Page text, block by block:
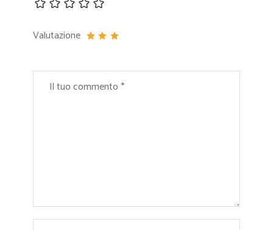
Valutazione